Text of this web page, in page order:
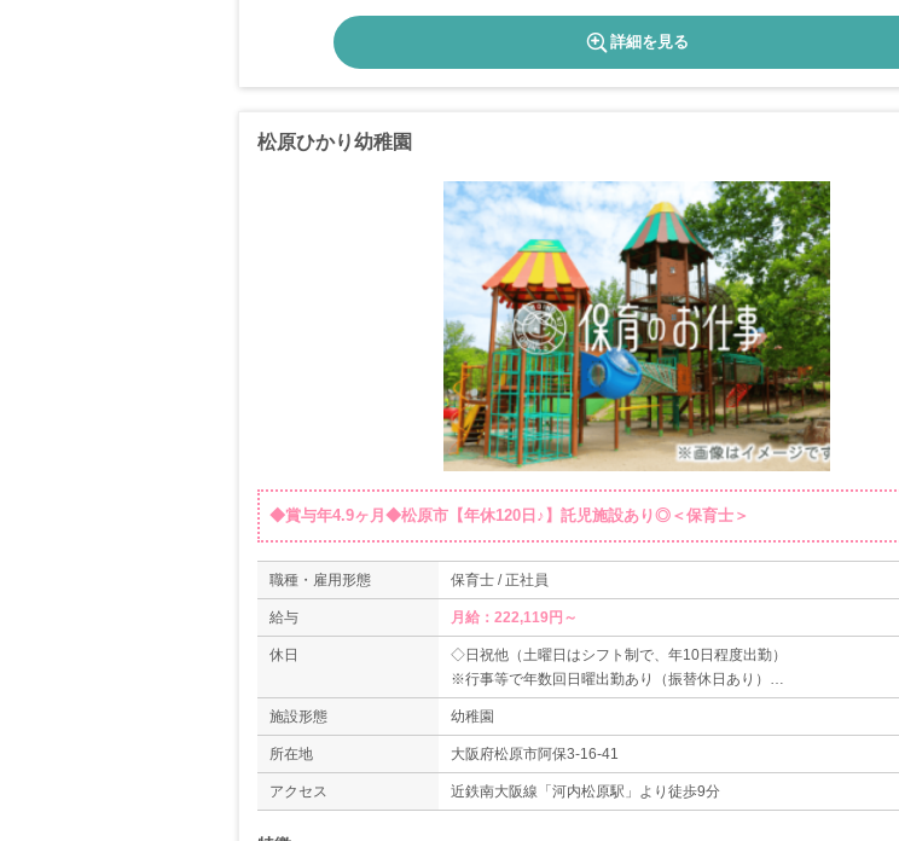
詳細を見る
松原ひかり幼稚園
◆賞与年4.9ヶ月◆松原市【年休120日♪】託児施設あり◎＜保育士＞
職種・雇用形態 保育士 / 正社員
給与 月給：222,119円～
休日
◇日祝他（土曜日はシフト制で、年10日程度出勤）
※行事等で年数回日曜出勤あり（振替休日あり）
◇春季、夏季、冬季休暇（各1週間程度になります）
◇年間休日数120日
施設形態 幼稚園
所在地 大阪府松原市阿保3-16-41
アクセス 近鉄南大阪線「河内松原駅」より徒歩9分